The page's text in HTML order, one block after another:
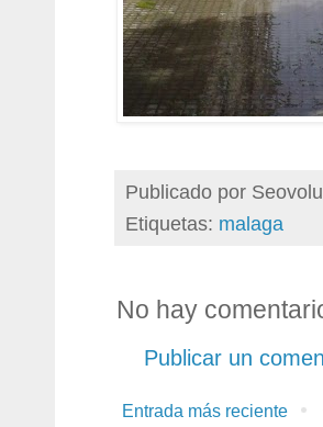
Publicado por
Etiquetas: malaga
No hay
Publicar un
Entrada más reciente